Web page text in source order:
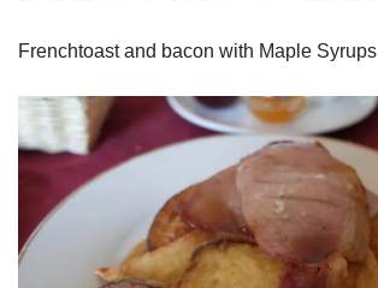
Frenchtoast and bacon with Maple Syrups